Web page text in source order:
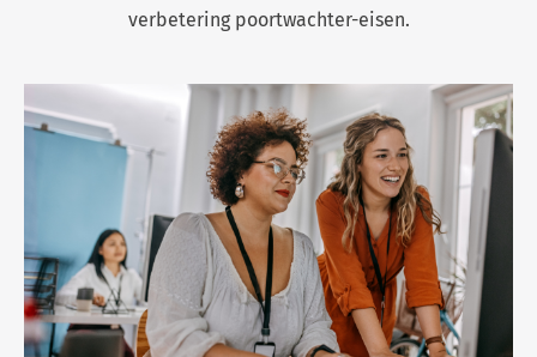
verbetering poortwachter-eisen.